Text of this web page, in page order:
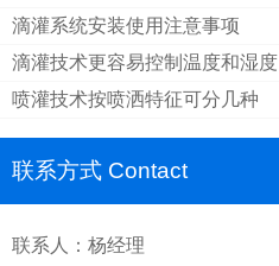
滴灌系统安装使用注意事项
滴灌技术更容易控制温度和湿度
喷灌技术按喷洒特征可分几种
联系方式 Contact
联系人：杨经理